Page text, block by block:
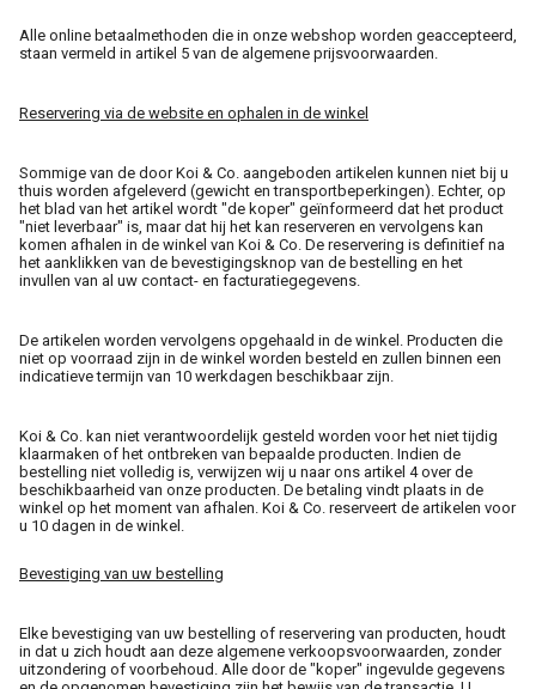
Alle online betaalmethoden die in onze webshop worden geaccepteerd,
staan vermeld in artikel 5 van de algemene prijsvoorwaarden.
Reservering via de website en ophalen in de winkel
Sommige van de door Koi & Co. aangeboden artikelen kunnen niet bij u
thuis worden afgeleverd (gewicht en transportbeperkingen). Echter, op
het blad van het artikel wordt "de koper" geïnformeerd dat het product
"niet leverbaar" is, maar dat hij het kan reserveren en vervolgens kan
komen afhalen in de winkel van Koi & Co. De reservering is definitief na
het aanklikken van de bevestigingsknop van de bestelling en het
invullen van al uw contact- en facturatiegegevens.
De artikelen worden vervolgens opgehaald in de winkel. Producten die
niet op voorraad zijn in de winkel worden besteld en zullen binnen een
indicatieve termijn van 10 werkdagen beschikbaar zijn.
Koi & Co. kan niet verantwoordelijk gesteld worden voor het niet tijdig
klaarmaken of het ontbreken van bepaalde producten. Indien de
bestelling niet volledig is, verwijzen wij u naar ons artikel 4 over de
beschikbaarheid van onze producten. De betaling vindt plaats in de
winkel op het moment van afhalen. Koi & Co. reserveert de artikelen voor
u 10 dagen in de winkel.
Bevestiging van uw bestelling
Elke bevestiging van uw bestelling of reservering van producten, houdt
in dat u zich houdt aan deze algemene verkoopsvoorwaarden, zonder
uitzondering of voorbehoud. Alle door de "koper" ingevulde gegevens